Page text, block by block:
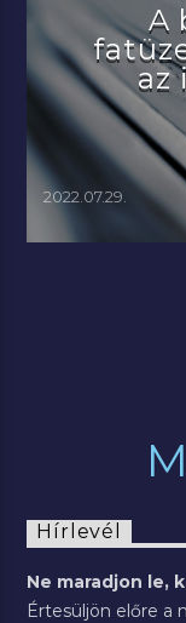
A
az
2022.07.29.
Hírlevél
Ne maradjon le,
Értesüljön előre a